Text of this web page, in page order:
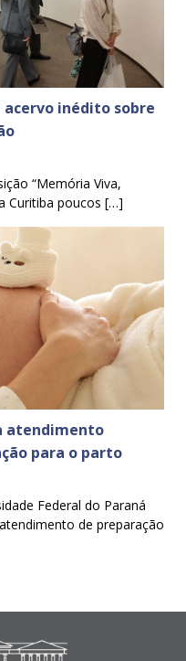
acervo inédito sobre
“Memória Viva,
Curitiba poucos […]
atendimento
para o parto
Federal do Paraná
de preparação